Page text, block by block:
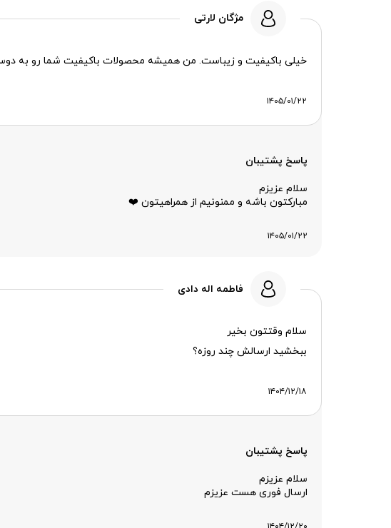
مژگان لارتی
خیلی باکیفیت و زیباست. من همیشه محصولات باکیفیت شما رو به
۱۴۰۵/۰۱/۲۲
پاسخ پشتیبان
سلام عزیزم
مبارکتون باشه و ممنونیم از همراهیتون ❤️
۱۴۰۵/۰۱/۲۲
فاطمه اله دادی
سلام وقتتون بخیر
ببخشید ارسالش چند روزه؟
۱۴۰۴/۱۲/۱۸
پاسخ پشتیبان
سلام عزیزم
ارسال فوری هست عزیزم